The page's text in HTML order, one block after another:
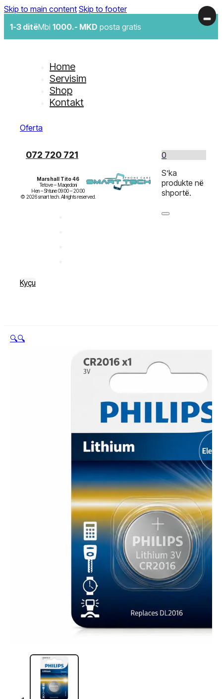
Skip to main content Skip to footer
1-3 ditëMbi 1000.- MKD posta gratis
Home
Servisim
Shop
Kontakt
Oferta
072 720 721
Marshall Tito 46
Tetove – Maqedoni
Hen – Shtune 09:00 – 20:00
Kyçu
0
S’ka
produkte në
shportë.
🔍🔍